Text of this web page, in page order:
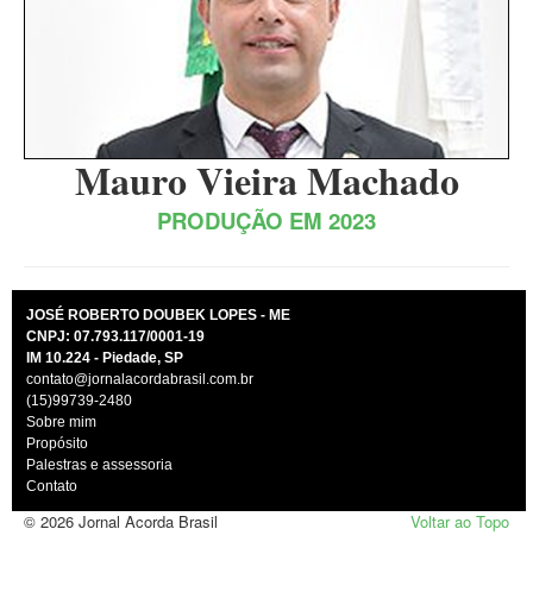
Mauro Vieira Machado
PRODUÇÃO EM 2023
JOSÉ ROBERTO DOUBEK LOPES - ME
CNPJ: 07.793.117/0001-19
IM 10.224 - Piedade, SP
contato@jornalacordabrasil.com.br
(15)99739-2480
Sobre mim
Propósito
Palestras e assessoria
Contato
Voltar ao Topo
© 2026 Jornal Acorda Brasil